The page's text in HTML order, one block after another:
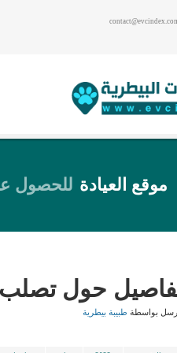
موقع العيادة للحصول
حول تصلب
بواسطة طبيبة بيطرية